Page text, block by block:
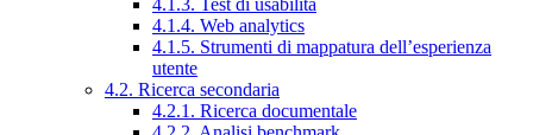
4.1.4. Web analytics
4.1.5. Strumenti di mappatura dell’esperienza
utente
4.2. Ricerca secondaria
4.2.1. Ricerca documentale